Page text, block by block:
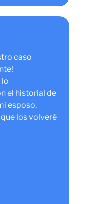
caso
lo
el historial de
esposo,
los volveré